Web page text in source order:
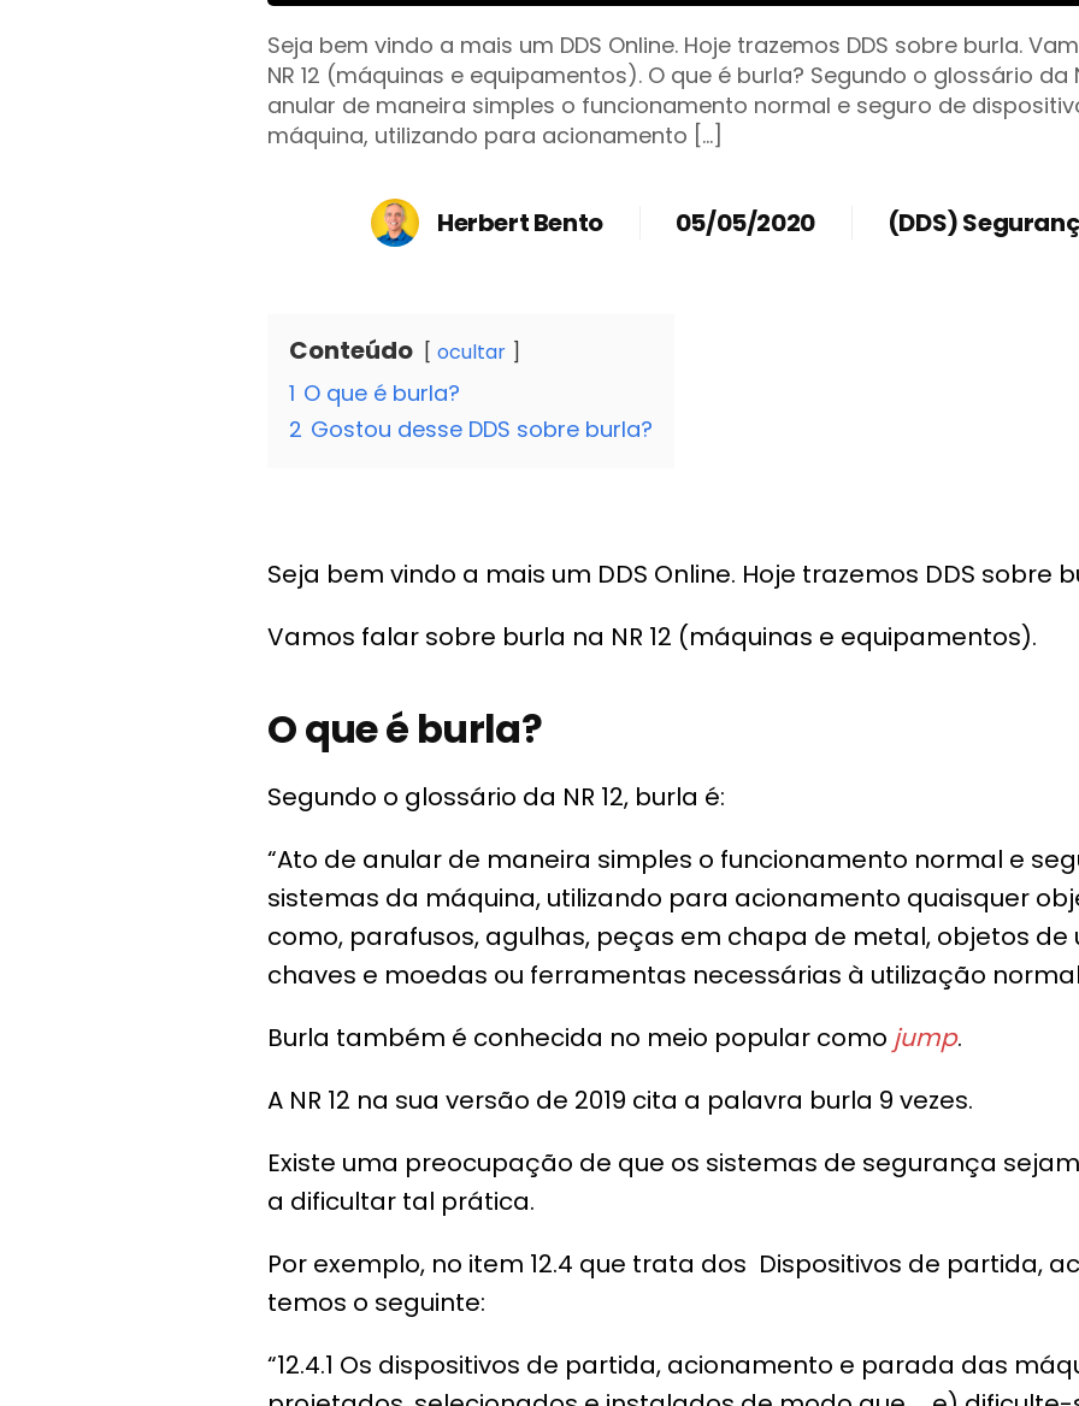
Seja bem vindo a mais um DDS Online. Hoje trazemos DDS sobre burla.
NR 12 (máquinas e equipamentos). O que é burla? Segundo o glossário da
anular de maneira simples o funcionamento normal e seguro de
máquina, utilizando para acionamento […]
Herbert Bento 05/05/2020 (DDS)
Conteúdo ocultar
1 O que é burla?
2 Gostou desse DDS sobre burla?
Seja bem vindo a mais um DDS Online. Hoje trazemos DDS sobre
Vamos falar sobre burla na NR 12 (máquinas e equipamentos).
O que é burla?
Segundo o glossário da NR 12, burla é:
“Ato de anular de maneira simples o funcionamento normal e
sistemas da máquina, utilizando para acionamento quaisquer
como, parafusos, agulhas, peças em chapa de metal, objetos de
chaves e moedas ou ferramentas necessárias à utilização
Burla também é conhecida no meio popular como jump.
A NR 12 na sua versão de 2019 cita a palavra burla 9 vezes.
Existe uma preocupação de que os sistemas de segurança
a dificultar tal prática.
Por exemplo, no item 12.4 que trata dos Dispositivos de partida,
temos o seguinte:
“12.4.1 Os dispositivos de partida, acionamento e parada das